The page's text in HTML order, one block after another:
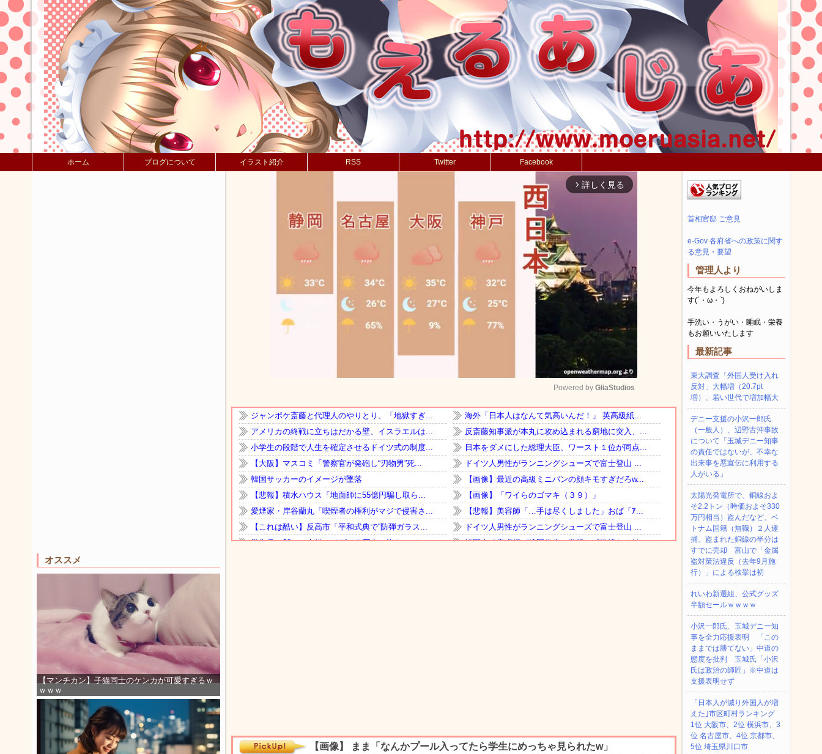
ホーム ブログについて イラスト紹介 RSS Twitter Facebook
オススメ
【マンチカン】子猫同士のケンカが可愛すぎるｗ
ｗｗｗ
arrow_forward_ios 詳しく見る
Mute
Powered by GliaStudios
首相官邸 ご意見
e-Gov 各府省への政策に関す
る意見・要望
管理人より
今年もよろしくおねがいしま
す(´・ω・`)
手洗い・うがい・睡眠・栄養
もお願いいたします
最新記事
東大調査「外国人受け入れ
反対」大幅増（20.7pt
増）、若い世代で増加幅大
デニー支援の小沢一郎氏
（一般人）、辺野古沖事故
について「玉城デニー知事
の責任ではないが、不幸な
出来事を悪宣伝に利用する
人がいる」
太陽光発電所で、銅線およ
そ2.2トン（時価およそ330
万円相当）盗んだなど、ベ
トナム国籍（無職）２人逮
捕、盗まれた銅線の半分は
すでに売却 富山で「金属
盗対策法違反（去年9月施
行）」による検挙は初
れいわ新選組、公式グッズ
半額セールｗｗｗｗ
小沢一郎氏、玉城デニー知
事を全力応援表明 「この
ままでは勝てない」中道の
態度を批判 玉城氏「小沢
氏は政治の師匠」※中道は
支援表明せず
「日本人が減り外国人が増
えた｣市区町村ランキング
1位 大阪市、2位 横浜市、3
位 名古屋市、4位 京都市、
5位 埼玉県川口市